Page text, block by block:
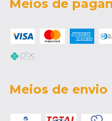
Meios de
Meios de envio